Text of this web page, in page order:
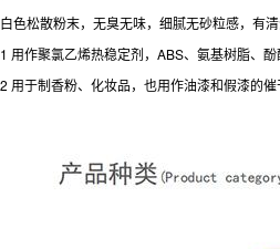
白色松散粉末，无臭无味，细腻无砂粒感，
1 用作聚氯乙烯热稳定剂，ABS、氨基树脂、
2 用于制香粉、化妆品，也用作油漆和假漆的催